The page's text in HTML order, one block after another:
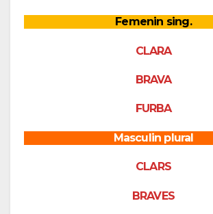
Femenin sing.
CLARA
BRAVA
FURBA
Masculin plural
CLARS
BRAVES